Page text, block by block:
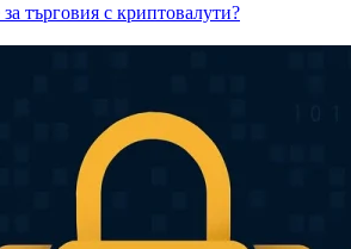
търговия с криптовалути?